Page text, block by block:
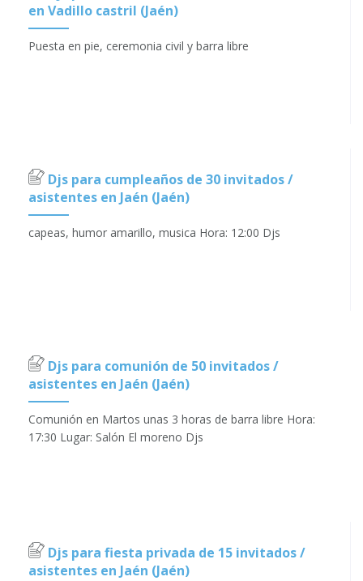
en Vadillo castril (Jaén)
Puesta en pie, ceremonia civil y barra libre
Djs para cumpleaños de 30 invitados /
asistentes en Jaén (Jaén)
capeas, humor amarillo, musica Hora: 12:00 Djs
Djs para comunión de 50 invitados /
asistentes en Jaén (Jaén)
Comunión en Martos unas 3 horas de barra libre Hora:
17:30 Lugar: Salón El moreno Djs
Djs para fiesta privada de 15 invitados /
asistentes en Jaén (Jaén)